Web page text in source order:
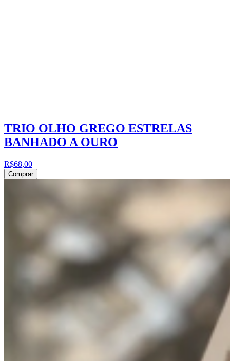
TRIO OLHO GREGO ESTRELAS
BANHADO A OURO
R$68,00
Comprar